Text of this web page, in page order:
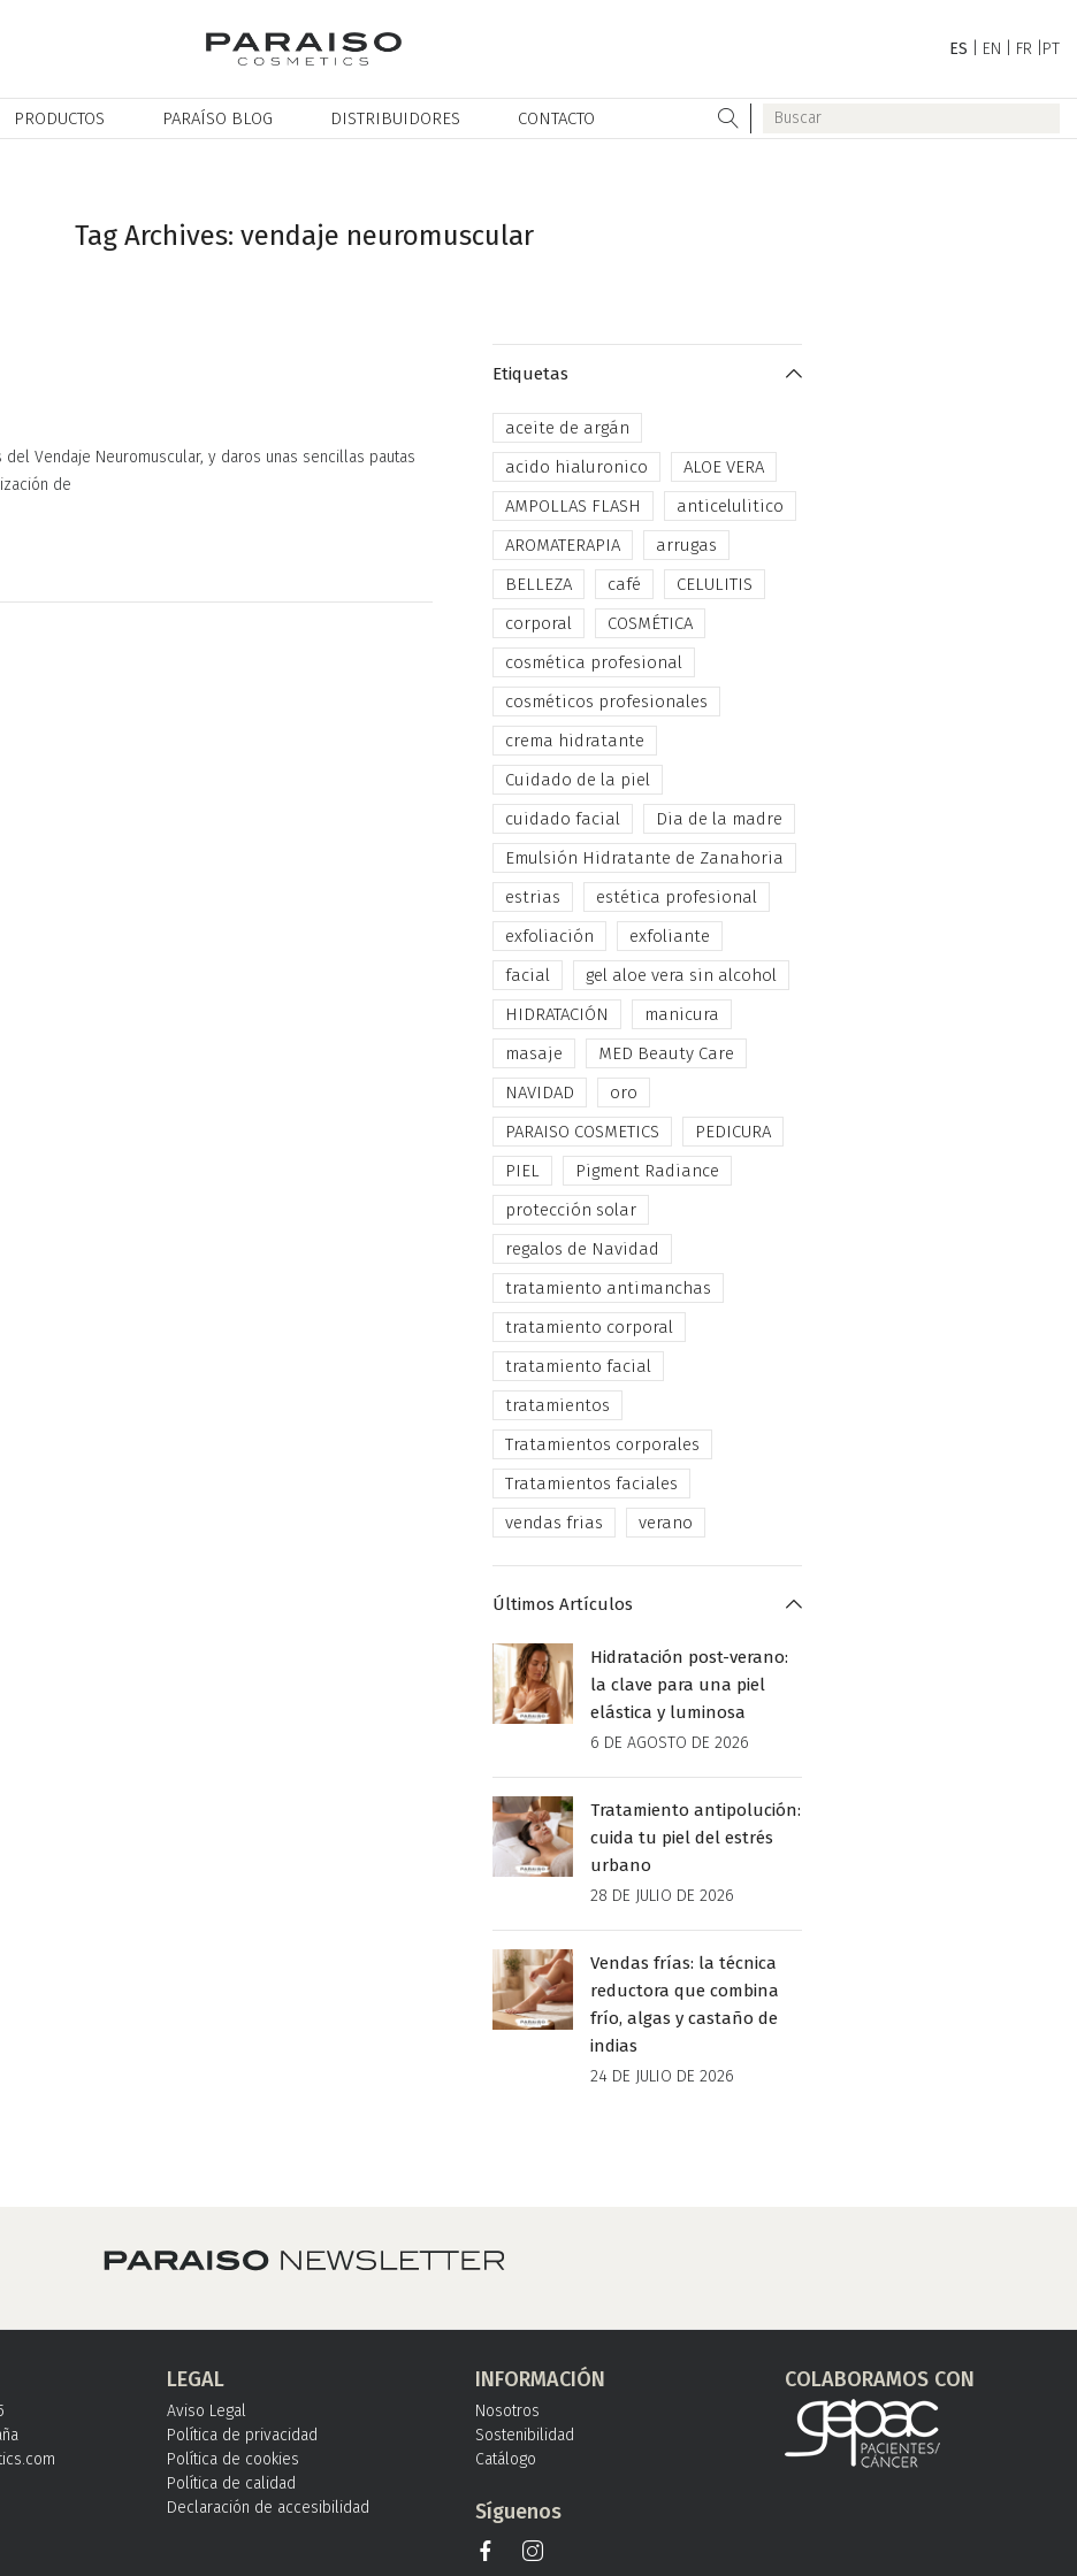
ES EN FR PT
PRODUCTOS PARAÍSO BLOG DISTRIBUIDORES CONTACTO
Tag Archives: vendaje neuromuscular
Vendaje Neuromuscular, y daros unas sencillas pautas
de
Etiquetas
aceite de argán
acido hialuronico
ALOE VERA
AMPOLLAS FLASH
anticelulitico
AROMATERAPIA
arrugas
BELLEZA
café
CELULITIS
corporal
COSMÉTICA
cosmética profesional
cosméticos profesionales
crema hidratante
Cuidado de la piel
cuidado facial
Dia de la madre
Emulsión Hidratante de Zanahoria
estrias
estética profesional
exfoliación
exfoliante
facial
gel aloe vera sin alcohol
HIDRATACIÓN
manicura
masaje
MED Beauty Care
NAVIDAD
oro
PARAISO COSMETICS
PEDICURA
PIEL
Pigment Radiance
protección solar
regalos de Navidad
tratamiento antimanchas
tratamiento corporal
tratamiento facial
tratamientos
Tratamientos corporales
Tratamientos faciales
vendas frias
verano
Últimos Artículos
Hidratación post-verano:
la clave para una piel
elástica y luminosa
6 DE AGOSTO DE 2026
Tratamiento antipolución:
cuida tu piel del estrés
urbano
28 DE JULIO DE 2026
Vendas frías: la técnica
reductora que combina
frío, algas y castaño de
indias
24 DE JULIO DE 2026
LEGAL
Aviso Legal
Política de privacidad
Política de cookies
Política de calidad
Declaración de accesibilidad
INFORMACIÓN
Nosotros
Sostenibilidad
Catálogo
Síguenos
COLABORAMOS CON